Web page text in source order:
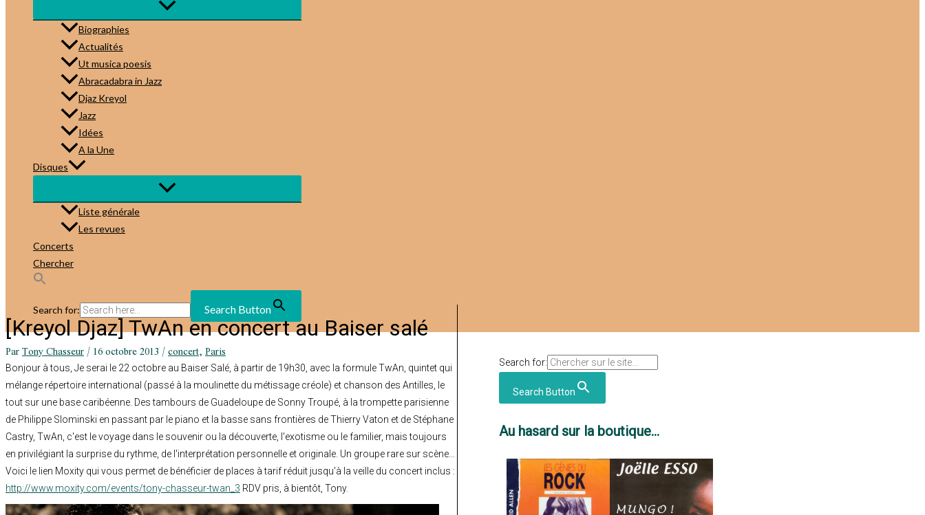
Biographies
Actualités
Ut musica poesis
Abracadabra in Jazz
Djaz Kreyol
Jazz
Idées
A la Une
Disques
Liste générale
Les revues
Concerts
Chercher
Search for: Search Button
[Kreyol Djaz] TwAn en concert au Baiser salé
ParTony Chasseur/16 octobre 2013/concert,Paris
Bonjour à tous, Je serai le 22 octobre au Baiser Salé, à partir de 19h30, avec la formule TwAn, quintet qui
mélange répertoire international (passé à la moulinette du métissage créole) et chanson des Antilles, le
tout sur une base caribéenne. Des tambours de Guadeloupe de Sonny Troupé, à la trompette parisienne
de Philippe Slominski en passant par le piano et la basse sans frontières de Thierry Vaton et de Stéphane
Castry, TwAn, c'est le voyage dans le souvenir ou la découverte, l'exotisme ou le familier, mais toujours
en privilégiant la surprise du rythme, de l'interprétation personnelle et originale. Un groupe rare sur scène...
Voici le lien Moxity qui vous permet de bénéficier de places à tarif réduit jusqu'à la veille du concert inclus :
http://www.moxity.com/events/tony-chasseur-twan_3 RDV pris, à bientôt, Tony.
Search for:
Search Button
Au hasard sur la boutique...